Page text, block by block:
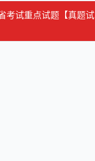
考试重点试题【真题试